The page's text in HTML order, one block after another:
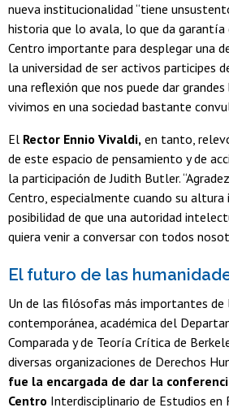
nueva institucionalidad “tiene
historia que lo avala, lo que da garantía
Centro importante para desplegar una
la universidad de ser activos participes
una reflexión que nos puede dar
vivimos en una sociedad bastante
El Rector Ennio Vivaldi, en tanto,
de este espacio de pensamiento y de
la participación de Judith Butler.
Centro, especialmente cuando su
posibilidad de que una autoridad
quiera venir a conversar con todos
El futuro de las
Un de las filósofas más importantes de
contemporánea, académica del
Comparada y de Teoría Crítica de
diversas organizaciones de Derechos
fue la encargada de dar la
Centro Interdisciplinario de Estudios